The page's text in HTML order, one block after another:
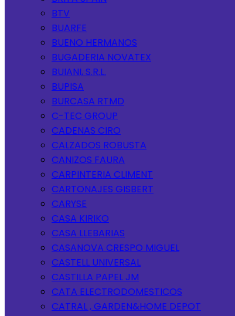
BTV
BUARFE
BUENO HERMANOS
BUGADERIA NOVATEX
BUIANI, S.R.L.
BUPISA
BURCASA RTMD
C-TEC GROUP
CADENAS CIRO
CALZADOS ROBUSTA
CANIZOS FAURA
CARPINTERIA CLIMENT
CARTONAJES GISBERT
CARYSE
CASA KIRIKO
CASA LLEBARIAS
CASANOVA CRESPO MIGUEL
CASTELL UNIVERSAL
CASTILLA PAPEL JM
CATA ELECTRODOMESTICOS
CATRAL , GARDEN&HOME DEPOT